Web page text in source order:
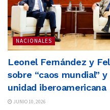
NACIONALES
Leonel Fernández y
sobre “caos mundial”
unidad iberoamericana
JUNIO 10, 2026